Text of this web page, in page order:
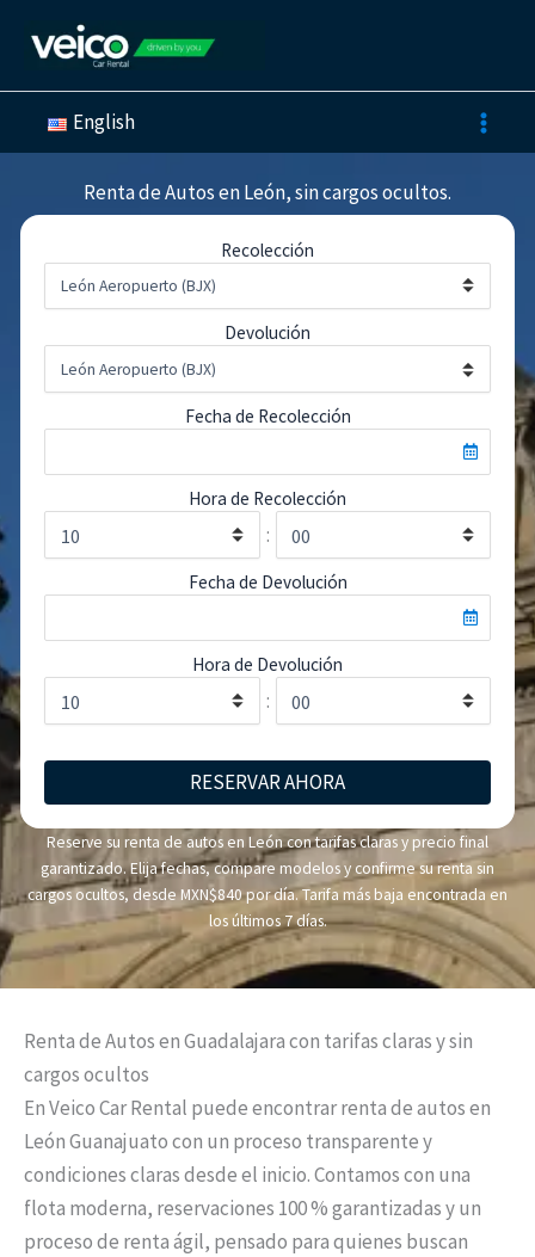
English
Renta de Autos en León, sin cargos ocultos.
Recolección
Devolución
Fecha de Recolección
Hora de Recolección
:
Fecha de Devolución
Hora de Devolución
:
RESERVAR AHORA
Reserve su renta de autos en León con tarifas claras y precio final
garantizado. Elija fechas, compare modelos y confirme su renta sin
cargos ocultos, desde MXN$840 por día. Tarifa más baja encontrada en
los últimos 7 días.
Renta de Autos en Guadalajara con tarifas claras y sin
cargos ocultos
En Veico Car Rental puede encontrar renta de autos en
León Guanajuato con un proceso transparente y
condiciones claras desde el inicio. Contamos con una
flota moderna, reservaciones 100 % garantizadas y un
proceso de renta ágil, pensado para quienes buscan